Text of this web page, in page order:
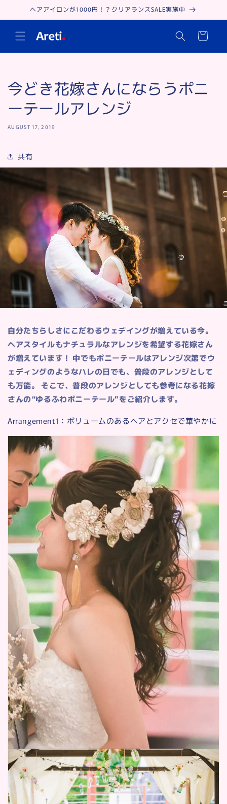
Skip to
content
ヘアアイロンが1000円！？クリアランスSALE実施中
Cart
今どき花嫁さんにならうポニ
ーテールアレンジ
AUGUST 17, 2019
共有
自分たちらしさにこだわるウェデイングが増えている今。
ヘアスタイルもナチュラルなアレンジを希望する花嫁さん
が増えています！ 中でもポニーテールはアレンジ次第でウ
ェディングのようなハレの日でも、普段のアレンジとして
も万能。
そこで、普段のアレンジとしても参考になる花嫁
さんの“ゆるふわポニーテール”をご紹介します。
Arrangement1：ボリュームのあるヘアとアクセで華やかに